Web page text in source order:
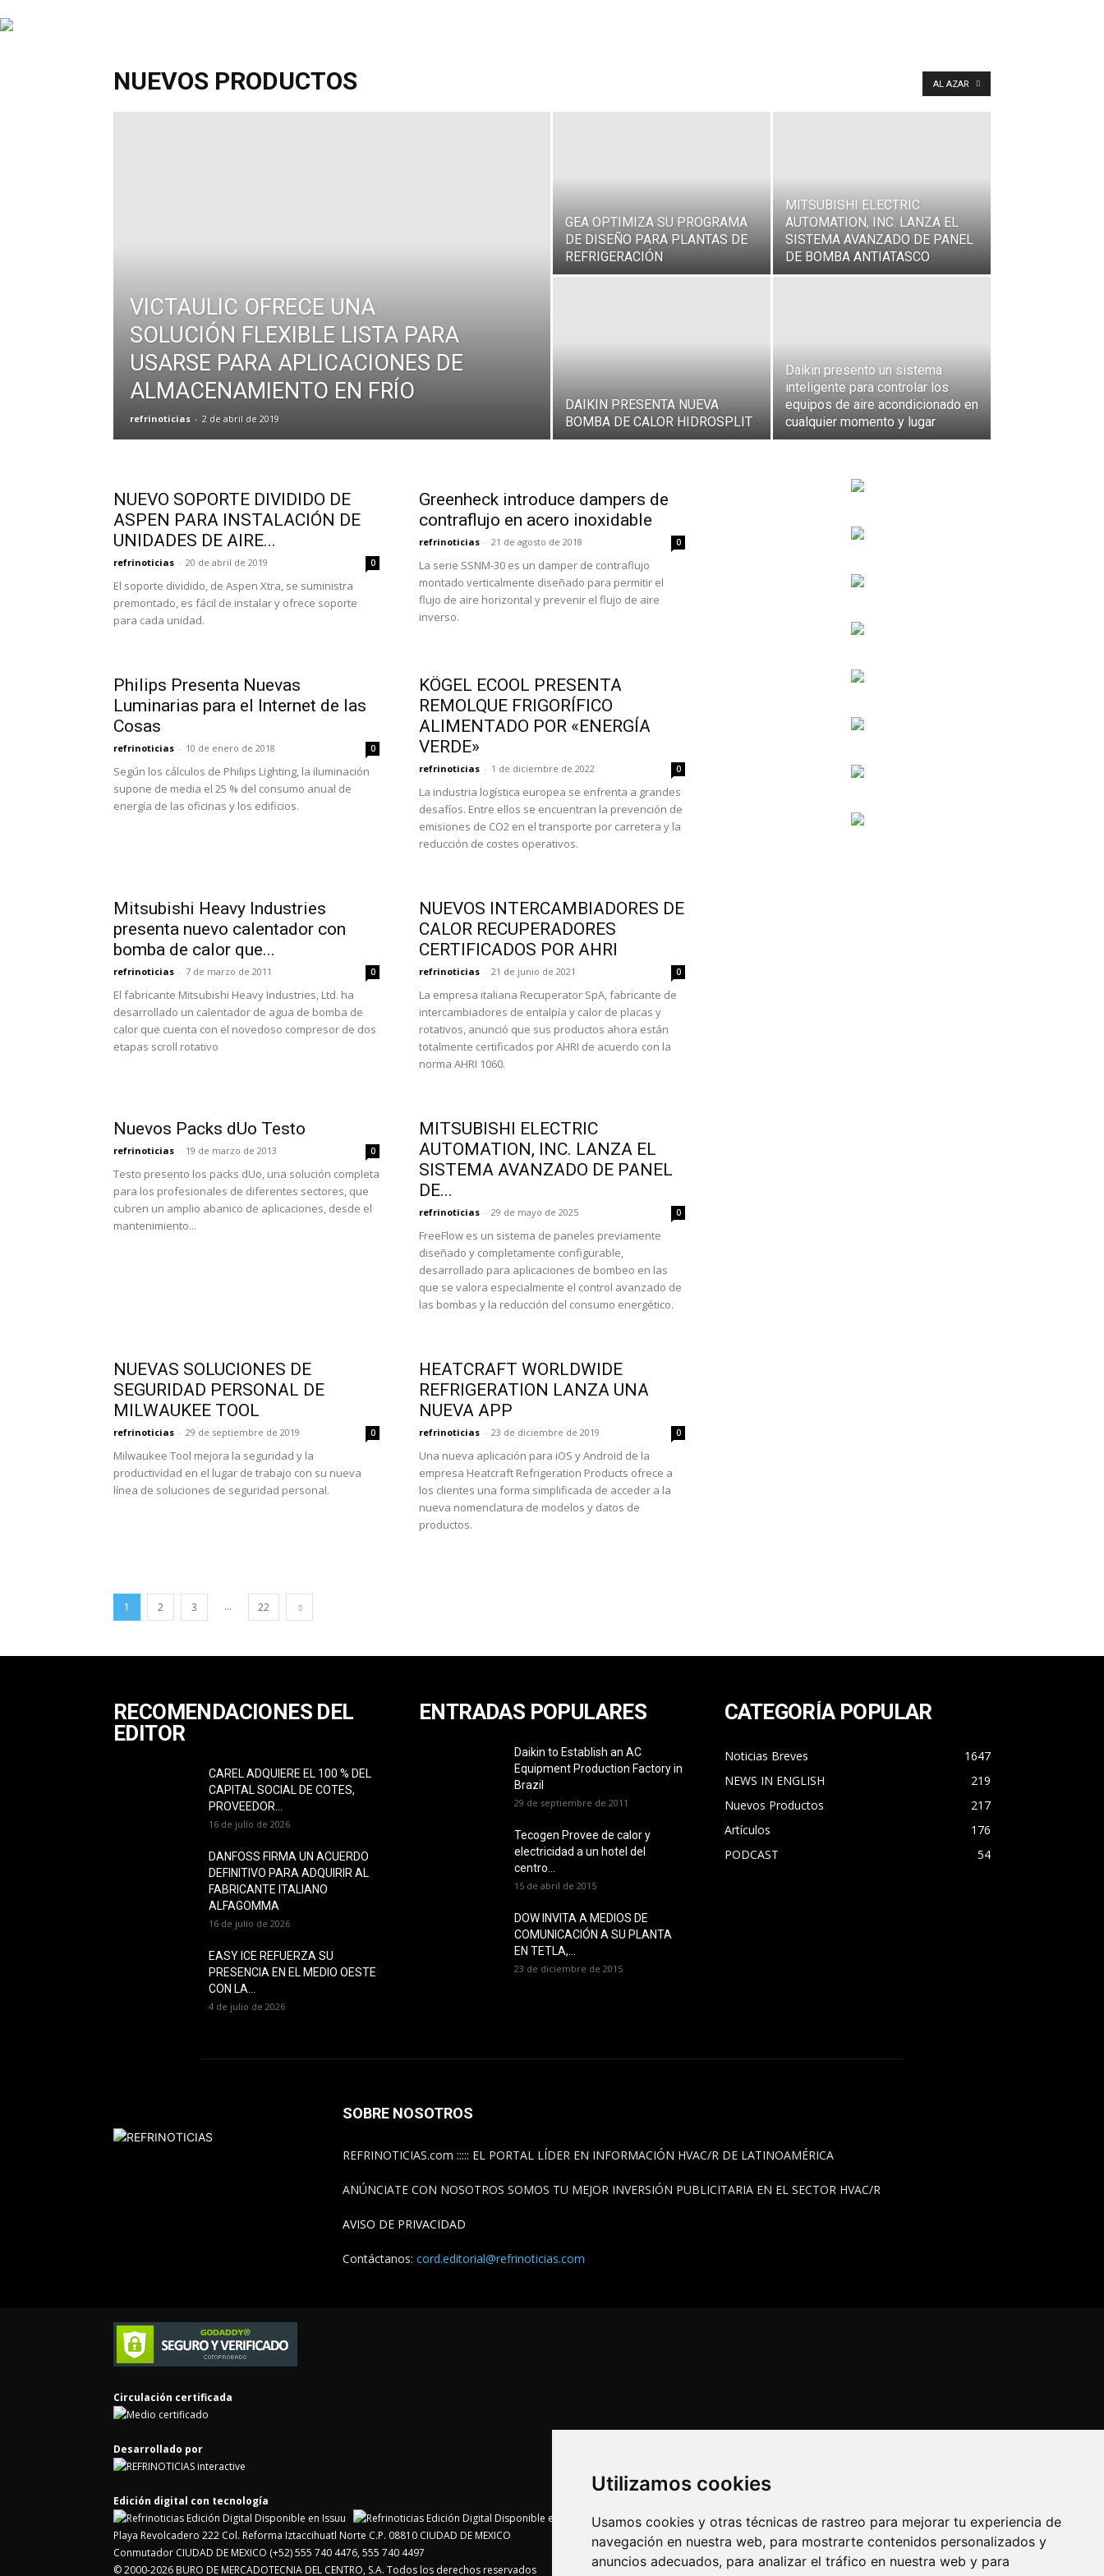
Utilizamos cookies
Usamos cookies y otras técnicas de rastreo para mejorar tu experiencia de
navegación en nuestra web, para mostrarte contenidos personalizados y
anuncios adecuados, para analizar el tráfico en nuestra web y para
NUEVOS PRODUCTOS AL AZAR
VICTAULIC OFRECE UNA
SOLUCIÓN FLEXIBLE LISTA PARA
USARSE PARA APLICACIONES DE
ALMACENAMIENTO EN FRÍO
refrinoticias - 2 de abril de 2019
GEA OPTIMIZA SU PROGRAMA
DE DISEÑO PARA PLANTAS DE
REFRIGERACIÓN
MITSUBISHI ELECTRIC
AUTOMATION, INC. LANZA EL
SISTEMA AVANZADO DE PANEL
DE BOMBA ANTIATASCO
DAIKIN PRESENTA NUEVA
BOMBA DE CALOR HIDROSPLIT
Daikin presento un sistema
inteligente para controlar los
equipos de aire acondicionado en
cualquier momento y lugar
NUEVO SOPORTE DIVIDIDO DE
ASPEN PARA INSTALACIÓN DE
UNIDADES DE AIRE...
refrinoticias - 20 de abril de 2019 0
El soporte dividido, de Aspen Xtra, se suministra
premontado, es fácil de instalar y ofrece soporte
para cada unidad.
Greenheck introduce dampers de
contraflujo en acero inoxidable
refrinoticias - 21 de agosto de 2018 0
La serie SSNM-30 es un damper de contraflujo
montado verticalmente diseñado para permitir el
flujo de aire horizontal y prevenir el flujo de aire
inverso.
Philips Presenta Nuevas
Luminarias para el Internet de las
Cosas
refrinoticias - 10 de enero de 2018 0
Según los cálculos de Philips Lighting, la iluminación
supone de media el 25 % del consumo anual de
energía de las oficinas y los edificios.
KÖGEL ECOOL PRESENTA
REMOLQUE FRIGORÍFICO
ALIMENTADO POR «ENERGÍA
VERDE»
refrinoticias - 1 de diciembre de 2022 0
La industria logística europea se enfrenta a grandes
desafíos. Entre ellos se encuentran la prevención de
emisiones de CO2 en el transporte por carretera y la
reducción de costes operativos.
Mitsubishi Heavy Industries
presenta nuevo calentador con
bomba de calor que...
refrinoticias - 7 de marzo de 2011 0
El fabricante Mitsubishi Heavy Industries, Ltd. ha
desarrollado un calentador de agua de bomba de
calor que cuenta con el novedoso compresor de dos
etapas scroll rotativo
NUEVOS INTERCAMBIADORES DE
CALOR RECUPERADORES
CERTIFICADOS POR AHRI
refrinoticias - 21 de junio de 2021 0
La empresa italiana Recuperator SpA, fabricante de
intercambiadores de entalpía y calor de placas y
rotativos, anunció que sus productos ahora están
totalmente certificados por AHRI de acuerdo con la
norma AHRI 1060.
Nuevos Packs dUo Testo
refrinoticias - 19 de marzo de 2013 0
Testo presento los packs dUo, una solución completa
para los profesionales de diferentes sectores, que
cubren un amplio abanico de aplicaciones, desde el
mantenimiento...
MITSUBISHI ELECTRIC
AUTOMATION, INC. LANZA EL
SISTEMA AVANZADO DE PANEL
DE...
refrinoticias - 29 de mayo de 2025 0
FreeFlow es un sistema de paneles previamente
diseñado y completamente configurable,
desarrollado para aplicaciones de bombeo en las
que se valora especialmente el control avanzado de
las bombas y la reducción del consumo energético.
NUEVAS SOLUCIONES DE
SEGURIDAD PERSONAL DE
MILWAUKEE TOOL
refrinoticias - 29 de septiembre de 2019 0
Milwaukee Tool mejora la seguridad y la
productividad en el lugar de trabajo con su nueva
línea de soluciones de seguridad personal.
HEATCRAFT WORLDWIDE
REFRIGERATION LANZA UNA
NUEVA APP
refrinoticias - 23 de diciembre de 2019 0
Una nueva aplicación para iOS y Android de la
empresa Heatcraft Refrigeration Products ofrece a
los clientes una forma simplificada de acceder a la
nueva nomenclatura de modelos y datos de
productos.
1 2 3 ... 22
RECOMENDACIONES DEL
EDITOR
CAREL ADQUIERE EL 100 % DEL
CAPITAL SOCIAL DE COTES,
PROVEEDOR...
16 de julio de 2026
DANFOSS FIRMA UN ACUERDO
DEFINITIVO PARA ADQUIRIR AL
FABRICANTE ITALIANO
ALFAGOMMA
16 de julio de 2026
EASY ICE REFUERZA SU
PRESENCIA EN EL MEDIO OESTE
CON LA...
4 de julio de 2026
ENTRADAS POPULARES
Daikin to Establish an AC
Equipment Production Factory in
Brazil
29 de septiembre de 2011
Tecogen Provee de calor y
electricidad a un hotel del
centro...
15 de abril de 2015
DOW INVITA A MEDIOS DE
COMUNICACIÓN A SU PLANTA
EN TETLA,...
23 de diciembre de 2015
CATEGORÍA POPULAR
Noticias Breves
1647
NEWS IN ENGLISH
219
Nuevos Productos
217
Artículos
176
PODCAST
54
SOBRE NOSOTROS
REFRINOTICIAS.com ::::: EL PORTAL LÍDER EN INFORMACIÓN HVAC/R DE LATINOAMÉRICA
ANÚNCIATE CON NOSOTROS SOMOS TU MEJOR INVERSIÓN PUBLICITARIA EN EL SECTOR HVAC/R
AVISO DE PRIVACIDAD
Contáctanos: cord.editorial@refrinoticias.com
Circulación certificada
Desarrollado por
Edición digital con tecnología
Playa Revolcadero 222 Col. Reforma Iztaccihuatl Norte C.P. 08810 CIUDAD DE MEXICO
Conmutador CIUDAD DE MEXICO (+52) 555 740 4476, 555 740 4497
© 2000-2026 BURO DE MERCADOTECNIA DEL CENTRO, S.A. Todos los derechos reservados